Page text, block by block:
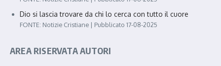
Dio si lascia trovare da chi lo cerca con tutto il cuore
FONTE: Notizie Cristiane Pubblicato 17-08-2025
AREA RISERVATA AUTORI